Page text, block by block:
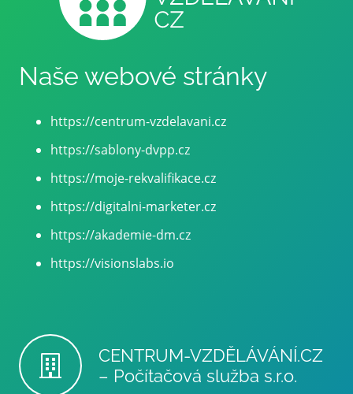
Naše webové stránky
https://centrum-vzdelavani.cz
https://sablony-dvpp.cz
https://moje-rekvalifikace.cz
https://digitalni-marketer.cz
https://akademie-dm.cz
https://visionslabs.io
CENTRUM-VZDĚLÁVÁNÍ.CZ
– Počítačová služba s.r.o.